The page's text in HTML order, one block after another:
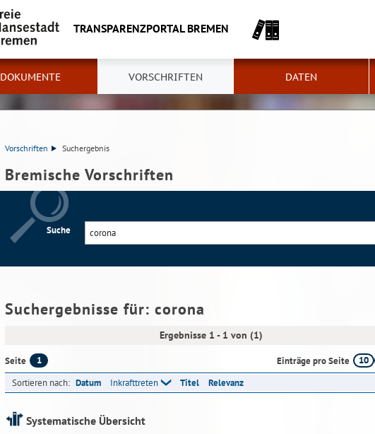
TRANSPARENZPORTAL BREMEN
DOKUMENTE VORSCHRIFTEN DATEN
Vorschriften Suchergebnis
Bremische Vorschriften
Suche
Suchergebnisse für: corona
Ergebnisse 1 - 1 von (1)
Seite 1 Einträge pro Seite 10
Sortieren nach: Datum Inkrafttreten Titel Relevanz
Systematische Übersicht